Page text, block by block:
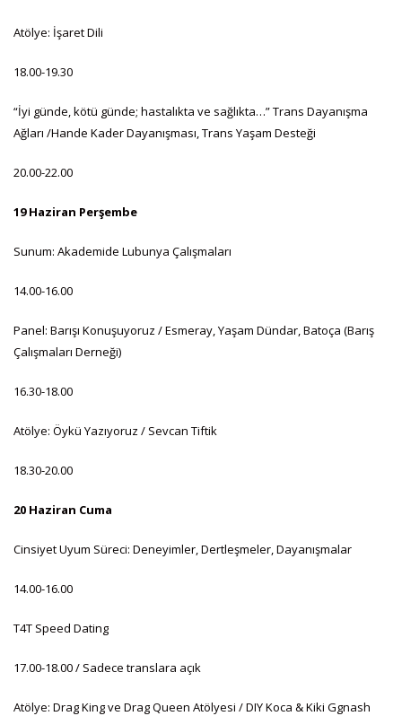
Atölye: İşaret Dili
18.00-19.30
“İyi günde, kötü günde; hastalıkta ve sağlıkta…” Trans Dayanışma
Ağları /Hande Kader Dayanışması, Trans Yaşam Desteği
20.00-22.00
19 Haziran Perşembe
Sunum: Akademide Lubunya Çalışmaları
14.00-16.00
Panel: Barışı Konuşuyoruz / Esmeray, Yaşam Dündar, Batoça (Barış
Çalışmaları Derneği)
16.30-18.00
Atölye: Öykü Yazıyoruz / Sevcan Tiftik
18.30-20.00
20 Haziran Cuma
Cinsiyet Uyum Süreci: Deneyimler, Dertleşmeler, Dayanışmalar
14.00-16.00
T4T Speed Dating
17.00-18.00 / Sadece translara açık
Atölye: Drag King ve Drag Queen Atölyesi / DIY Koca & Kiki Ggnash